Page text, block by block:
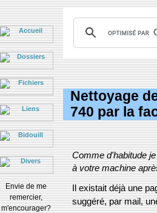
Envie de me
remercier,
m'encourager?
Nettoyage
740 par la
Comme d'habitude
à votre machine
Il existait déjà une
suggéré, par mail,